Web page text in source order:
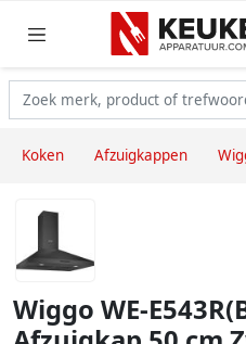
Koken Afzuigkappen
Wiggo WE-